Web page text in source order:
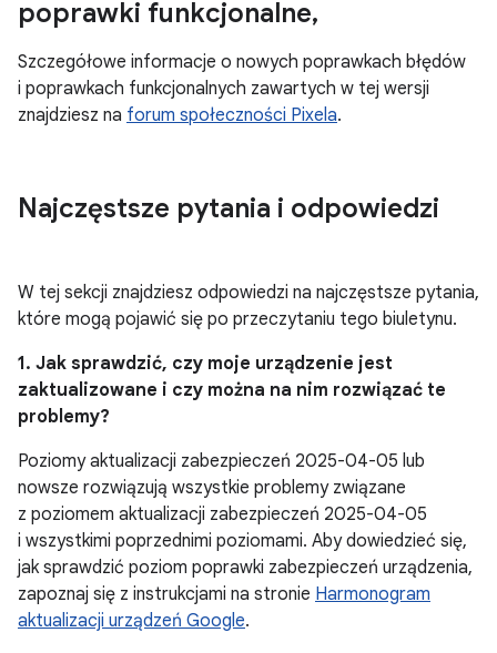
poprawki funkcjonalne,
Szczegółowe informacje o nowych poprawkach błędów
i poprawkach funkcjonalnych zawartych w tej wersji
znajdziesz na forum społeczności Pixela.
Najczęstsze pytania i odpowiedzi
W tej sekcji znajdziesz odpowiedzi na najczęstsze pytania,
które mogą pojawić się po przeczytaniu tego biuletynu.
1. Jak sprawdzić, czy moje urządzenie jest
zaktualizowane i czy można na nim rozwiązać te
problemy?
Poziomy aktualizacji zabezpieczeń 2025-04-05 lub
nowsze rozwiązują wszystkie problemy związane
z poziomem aktualizacji zabezpieczeń 2025-04-05
i wszystkimi poprzednimi poziomami. Aby dowiedzieć się,
jak sprawdzić poziom poprawki zabezpieczeń urządzenia,
zapoznaj się z instrukcjami na stronie Harmonogram
aktualizacji urządzeń Google.